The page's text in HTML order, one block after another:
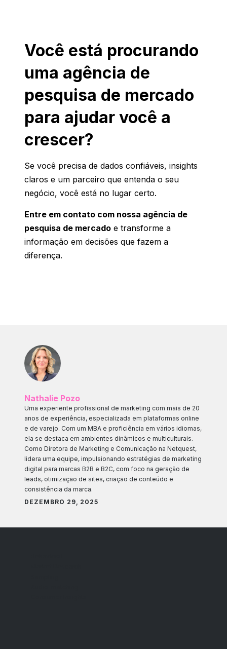
Você está procurando
uma agência de
pesquisa de mercado
para ajudar você a
crescer?
Se você precisa de dados confiáveis, insights
claros e um parceiro que entenda o seu
negócio, você está no lugar certo.
Entre em contato com nossa agência de
pesquisa de mercado e transforme a
informação em decisões que fazem a
diferença.
Nathalie Pozo
Uma experiente profissional de marketing com mais de 20
anos de experiência, especializada em plataformas online
e de varejo. Com um MBA e proficiência em vários idiomas,
ela se destaca em ambientes dinâmicos e multiculturais.
Como Diretora de Marketing e Comunicação na Netquest,
lidera uma equipe, impulsionando estratégias de marketing
digital para marcas B2B e B2C, com foco na geração de
leads, otimização de sites, criação de conteúdo e
consistência da marca.
DEZEMBRO 29, 2025